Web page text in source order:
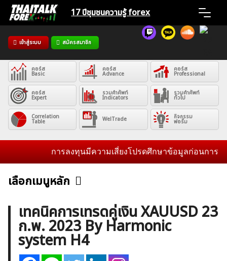
Skip
17 ปีชุมชนความรู้ forex
เข้าสู่ระบบ สมัครสมาชิก
Home
News
Articles
VPS Register
ค้นหา
สำหรับ:
คอร์ส
Basic
คอร์ส
Advance
คอร์ส
Professional
คอร์ส
Expert
รวมคำศัพท์
Indicators
รวมคำศัพท์
ทั่วไป
Correlation
Table WelTrade กิจกรรม
ฟอรั่ม
การลงทุนมีความเสี่ยงโปรดศึกษาข้อมูลก่อนการตัด
เลือกเมนูหลัก
ข่าวฟอเร็กซ์และสกุลเงิน คริปโตเคอร์เรนซี
ฟรีซิกแนล รายวัน
บทวิเคราะห์
เศรษฐกิจทั่วไป ดัชนี-หุ้น
พันธบัตร
สินค้าโภคภัณฑ์
โบรกเกอร์ FX
เทคนิคการเทรดคู่เงิน XAUUSD 23
ก.พ. 2023 By Harmonic
system H4